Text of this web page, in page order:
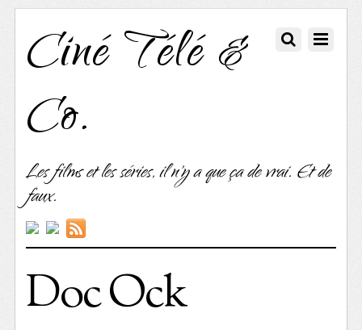
Ciné Télé &
Co.
Les films et les séries, il n'y a que ça de vrai. Et de
faux.
Doc Ock